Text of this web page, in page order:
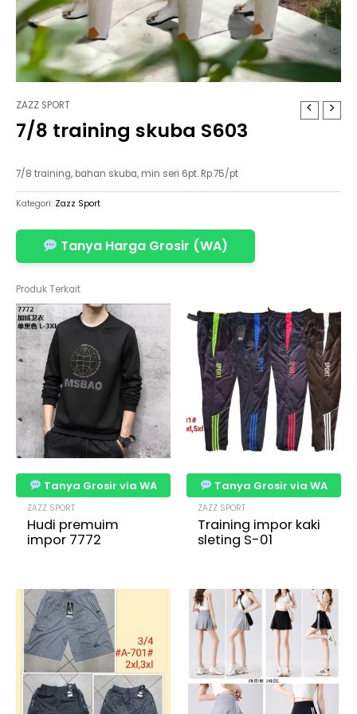
ZAZZ SPORT
7/8 training skuba S603
7/8 training, bahan skuba, min seri 6pt. Rp.75/pt
Kategori: Zazz Sport
Tanya Harga Grosir (WA)
Produk Terkait
Tanya Grosir via WA
ZAZZ SPORT
Hudi premuim
impor 7772
Tanya Grosir via WA
ZAZZ SPORT
Training impor kaki
sleting S-01